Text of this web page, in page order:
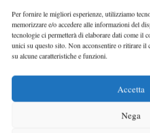
Per fornire le migliori esperienze, utilizziamo
memorizzare e/o accedere alle informazioni del
tecnologie ci permetterà di elaborare dati come il
unici su questo sito. Non acconsentire o ritirare il
su alcune caratteristiche e funzioni.
Accetta
Nega
GP Italia F1 2009 – Circuito di